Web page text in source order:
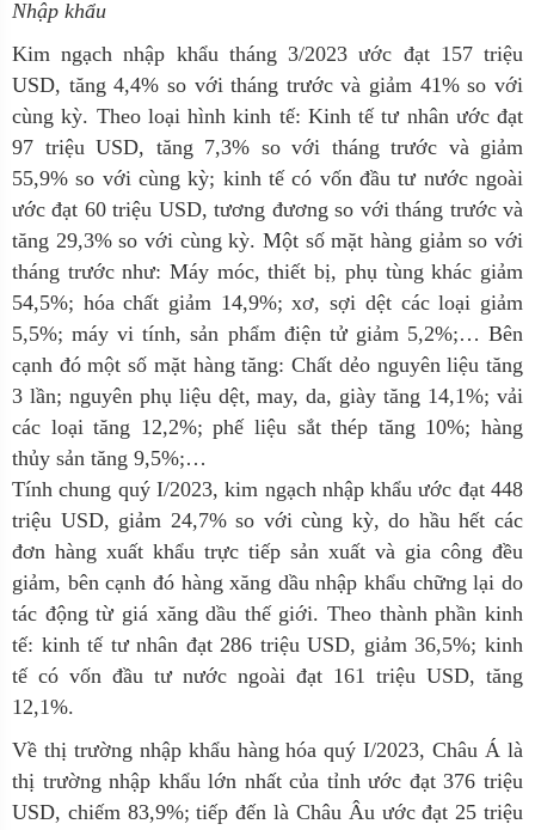
Nhập khẩu
Kim ngạch nhập khẩu tháng 3/2023 ước đạt 157 triệu
USD, tăng 4,4% so với tháng trước và giảm 41% so với
cùng kỳ. Theo loại hình kinh tế: Kinh tế tư nhân ước đạt
97 triệu USD, tăng 7,3% so với tháng trước và giảm
55,9% so với cùng kỳ; kinh tế có vốn đầu tư nước ngoài
ước đạt 60 triệu USD, tương đương so với tháng trước và
tăng 29,3% so với cùng kỳ. Một số mặt hàng giảm so với
tháng trước như: Máy móc, thiết bị, phụ tùng khác giảm
54,5%; hóa chất giảm 14,9%; xơ, sợi dệt các loại giảm
5,5%; máy vi tính, sản phẩm điện tử giảm 5,2%;… Bên
cạnh đó một số mặt hàng tăng: Chất dẻo nguyên liệu tăng
3 lần; nguyên phụ liệu dệt, may, da, giày tăng 14,1%; vải
các loại tăng 12,2%; phế liệu sắt thép tăng 10%; hàng
thủy sản tăng 9,5%;…
Tính chung quý I/2023, kim ngạch nhập khẩu ước đạt 448
triệu USD, giảm 24,7% so với cùng kỳ, do hầu hết các
đơn hàng xuất khẩu trực tiếp sản xuất và gia công đều
giảm, bên cạnh đó hàng xăng dầu nhập khẩu chững lại do
tác động từ giá xăng dầu thế giới. Theo thành phần kinh
tế: kinh tế tư nhân đạt 286 triệu USD, giảm 36,5%; kinh
tế có vốn đầu tư nước ngoài đạt 161 triệu USD, tăng
12,1%.
Về thị trường nhập khẩu hàng hóa quý I/2023, Châu Á là
thị trường nhập khẩu lớn nhất của tỉnh ước đạt 376 triệu
USD, chiếm 83,9%; tiếp đến là Châu Âu ước đạt 25 triệu